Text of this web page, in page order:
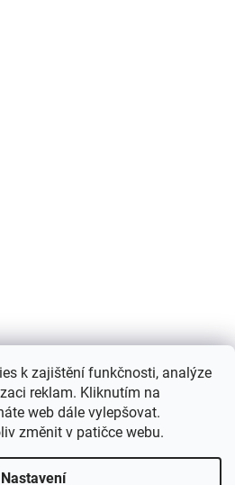
k zajištění funkčnosti, analýze
reklam. Kliknutím na
web dále vylepšovat.
změnit v patičce webu.
Nastavení
0KS /0 KČ